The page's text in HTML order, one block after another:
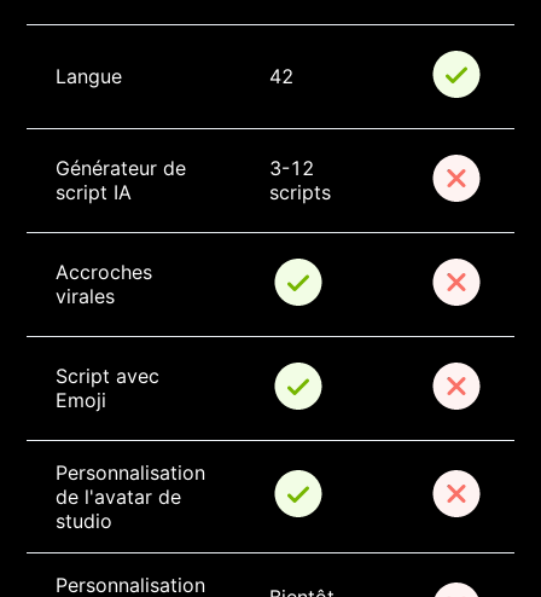
Langue 42
Générateur de
script IA
3-12
scripts
Accroches
virales
Script avec
Emoji
Personnalisation
de l'avatar de
studio
Personnalisation